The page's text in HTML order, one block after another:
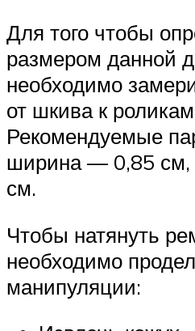
Для того чтобы
размером данной
необходимо
от шкива к
Рекомендуемые
ширина — 0,85
см.
Чтобы натянуть
необходимо
манипуляции: